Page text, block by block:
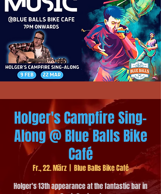
Holger's Campfire Sing-
Along @ Blue Balls Bike
Café
Fr., 22. März
  |
Blue Balls Bike Café
Holger's 13th appearance at the fantastic bar in